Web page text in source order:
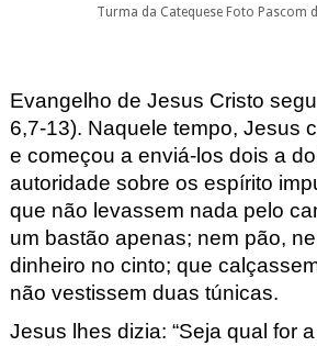
Turma da Catequese Foto Pascom
Evangelho de Jesus Cristo
6,7-13). Naquele tempo, Jesus
e começou a enviá-los dois a
autoridade sobre os espírito
que não levassem nada pelo
um bastão apenas; nem pão,
dinheiro no cinto; que
não vestissem duas túnicas.
Jesus lhes dizia: “Seja qual for